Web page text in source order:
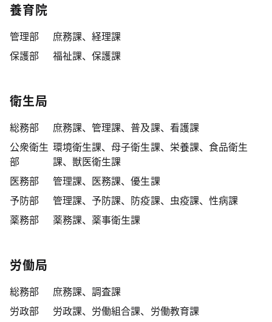
養育院
管理部
庶務課、経理課
保護部
福祉課、保護課
衛生局
総務部
庶務課、管理課、普及課、看護課
公衆衛生
部
環境衛生課、母子衛生課、栄養課、食品衛生
課、獣医衛生課
医務部
管理課、医務課、優生課
予防部
管理課、予防課、防疫課、虫疫課、性病課
薬務部
薬務課、薬事衛生課
労働局
総務部
庶務課、調査課
労政部
労政課、労働組合課、労働教育課